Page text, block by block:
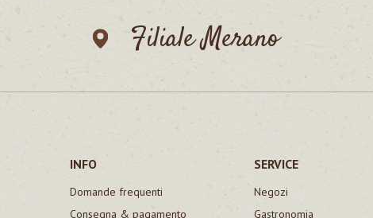
Filiale Merano
INFO
Domande frequenti
Consegna & pagamento
SERVICE
Negozi
Gastronomia